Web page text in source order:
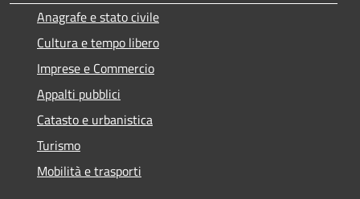
Anagrafe e stato civile
Cultura e tempo libero
Imprese e Commercio
Appalti pubblici
Catasto e urbanistica
Turismo
Mobilità e trasporti